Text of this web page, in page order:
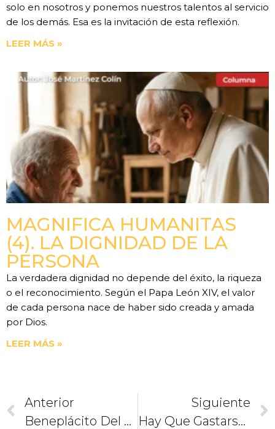
solo en nosotros y ponemos nuestros talentos al servicio
de los demás. Esa es la invitación de esta reflexión.
LEER MÁS »
MAGNIFICA HUMANITAS
(4). LA DIGNIDAD DE LA
PERSONA
La verdadera dignidad no depende del éxito, la riqueza
o el reconocimiento. Según el Papa León XIV, el valor
de cada persona nace de haber sido creada y amada
por Dios.
LEER MÁS »
Anterior
Beneplácito Del Papa Por El Primer Encuentro “Juntos Por México”
Siguiente
Hay Que Gastarse La Vida Por Jesús: Mons. Faustino Armendáriz